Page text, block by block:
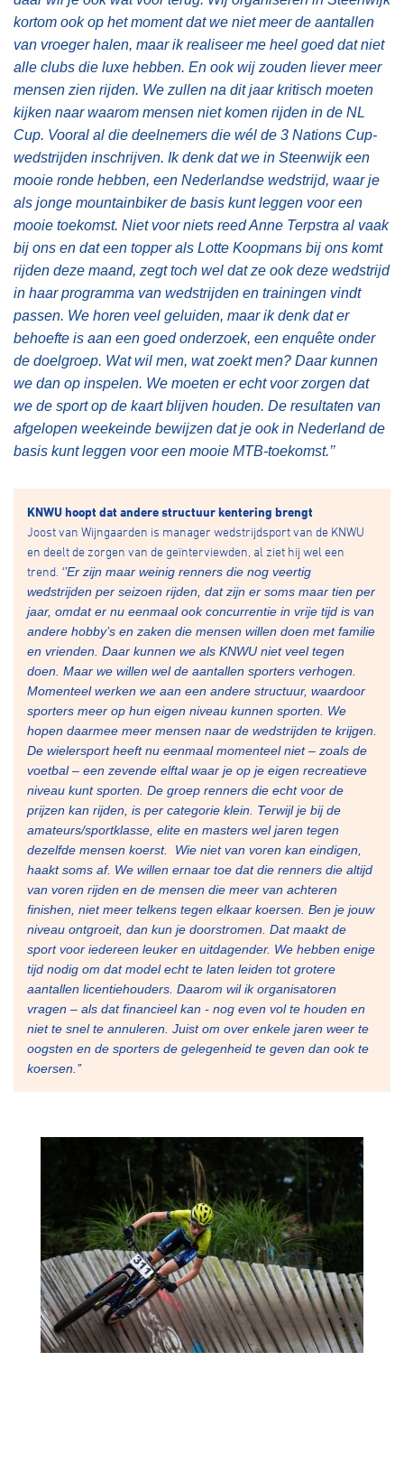
kortom ook op het moment dat we niet meer de aantallen
van vroeger halen, maar ik realiseer me heel goed dat niet
alle clubs die luxe hebben. En ook wij zouden liever meer
mensen zien rijden. We zullen na dit jaar kritisch moeten
kijken naar waarom mensen niet komen rijden in de NL
Cup. Vooral al die deelnemers die wél de 3 Nations Cup-
wedstrijden inschrijven. Ik denk dat we in Steenwijk een
mooie ronde hebben, een Nederlandse wedstrijd, waar je
als jonge mountainbiker de basis kunt leggen voor een
mooie toekomst. Niet voor niets reed Anne Terpstra al vaak
bij ons en dat een topper als Lotte Koopmans bij ons komt
rijden deze maand, zegt toch wel dat ze ook deze wedstrijd
in haar programma van wedstrijden en trainingen vindt
passen. We horen veel geluiden, maar ik denk dat er
behoefte is aan een goed onderzoek, een enquête onder
de doelgroep. Wat wil men, wat zoekt men? Daar kunnen
we dan op inspelen. We moeten er echt voor zorgen dat
we de sport op de kaart blijven houden. De resultaten van
afgelopen weekeinde bewijzen dat je ook in Nederland de
basis kunt leggen voor een mooie MTB-toekomst.’’
KNWU hoopt dat andere structuur kentering brengt
Joost van Wijngaarden is manager wedstrijdsport van de KNWU
en deelt de zorgen van de geïnterviewden, al ziet hij wel een
trend. ‘’Er zijn maar weinig renners die nog veertig
wedstrijden per seizoen rijden, dat zijn er soms maar tien per
jaar, omdat er nu eenmaal ook concurrentie in vrije tijd is van
andere hobby’s en zaken die mensen willen doen met familie
en vrienden. Daar kunnen we als KNWU niet veel tegen
doen. Maar we willen wel de aantallen sporters verhogen.
Momenteel werken we aan een andere structuur, waardoor
sporters meer op hun eigen niveau kunnen sporten. We
hopen daarmee meer mensen naar de wedstrijden te krijgen.
De wielersport heeft nu eenmaal momenteel niet – zoals de
voetbal – een zevende elftal waar je op je eigen recreatieve
niveau kunt sporten. De groep renners die echt voor de
prijzen kan rijden, is per categorie klein. Terwijl je bij de
amateurs/sportklasse, elite en masters wel jaren tegen
dezelfde mensen koerst. Wie niet van voren kan eindigen,
haakt soms af. We willen ernaar toe dat die renners die altijd
van voren rijden en de mensen die meer van achteren
finishen, niet meer telkens tegen elkaar koersen. Ben je jouw
niveau ontgroeit, dan kun je doorstromen. Dat maakt de
sport voor iedereen leuker en uitdagender. We hebben enige
tijd nodig om dat model echt te laten leiden tot grotere
aantallen licentiehouders. Daarom wil ik organisatoren
vragen – als dat financieel kan - nog even vol te houden en
niet te snel te annuleren. Juist om over enkele jaren weer te
oogsten en de sporters de gelegenheid te geven dan ook te
koersen.’’